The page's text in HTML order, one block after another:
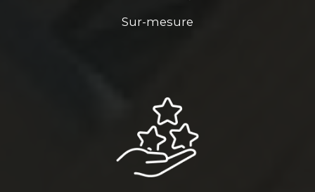
Sur-mesure